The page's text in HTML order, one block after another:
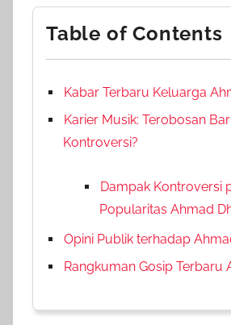
Table of Contents
Kabar Terbaru Keluarga
Karier Musik: Terobosan
Kontroversi?
Dampak Kontroversi
Popularitas Ahmad
Opini Publik terhadap
Rangkuman Gosip Terbaru